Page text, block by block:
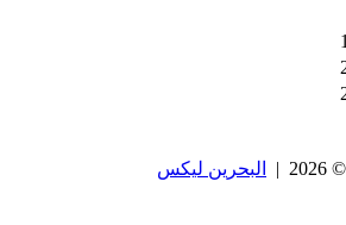
|
البحرين ليكس